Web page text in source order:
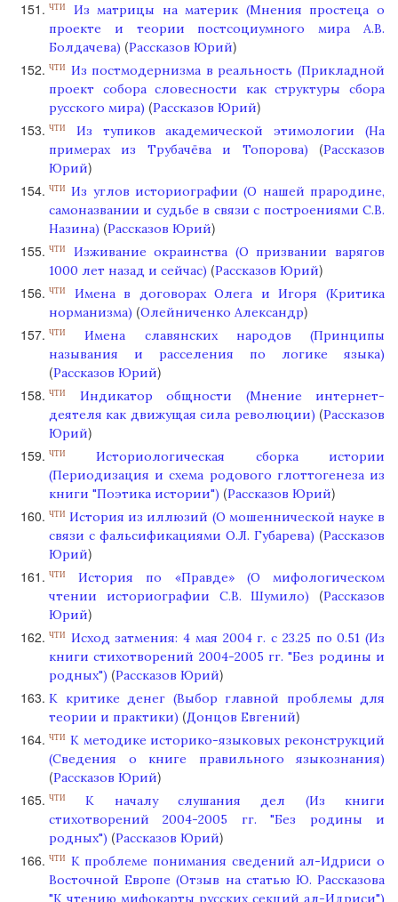
ЧТИ
Из матрицы на материк (Мнения простеца о
проекте и теории постсоциумного мира А.В.
Болдачева) (Рассказов Юрий)
ЧТИ
Из постмодернизма в реальность (Прикладной
проект собора словесности как структуры сбора
русского мира) (Рассказов Юрий)
ЧТИ
Из тупиков академической этимологии (На
примерах из Трубачёва и Топорова) (Рассказов
Юрий)
ЧТИ
Из углов историографии (О нашей прародине,
самоназвании и судьбе в связи с построениями С.В.
Назина) (Рассказов Юрий)
ЧТИ
Изживание окраинства (О призвании варягов
1000 лет назад и сейчас) (Рассказов Юрий)
ЧТИ
Имена в договорах Олега и Игоря (Критика
норманизма) (Олейниченко Александр)
ЧТИ
Имена славянских народов (Принципы
называния и расселения по логике языка)
(Рассказов Юрий)
ЧТИ
Индикатор общности (Мнение интернет-
деятеля как движущая сила революции) (Рассказов
Юрий)
ЧТИ
Историологическая сборка истории
(Периодизация и схема родового глоттогенеза из
книги "Поэтика истории") (Рассказов Юрий)
ЧТИ История из иллюзий (О мошеннической науке в
связи с фальсификациями О.Л. Губарева) (Рассказов
Юрий)
ЧТИ
История по «Правде» (О мифологическом
чтении историографии С.В. Шумило)
(Рассказов
Юрий)
ЧТИ
Исход затмения: 4 мая 2004 г. с 23.25 по 0.51 (Из
книги стихотворений 2004-2005 гг. "Без родины и
родных") (Рассказов Юрий)
К критике денег (Выбор главной проблемы для
теории и практики) (Донцов Евгений)
ЧТИ К методике историко-языковых реконструкций
(Сведения о книге правильного языкознания)
(Рассказов Юрий)
ЧТИ
К началу слушания дел (Из книги
стихотворений 2004-2005 гг. "Без родины и
родных") (Рассказов Юрий)
ЧТИ
К проблеме понимания сведений ал-Идриси о
Восточной Европе (Отзыв на статью Ю. Рассказова
"К чтению мифокарты русских секций ал-Идриси")